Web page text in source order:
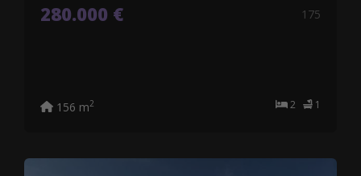
280.000 € 175
2 1
156 m2